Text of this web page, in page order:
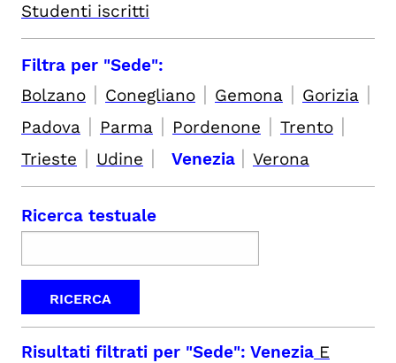
Studenti iscritti
Filtra per "Sede":
Bolzano | Conegliano | Gemona | Gorizia |
Padova | Parma | Pordenone | Trento |
Trieste | Udine | Venezia | Verona
Ricerca testuale
Risultati filtrati per "Sede": Venezia E